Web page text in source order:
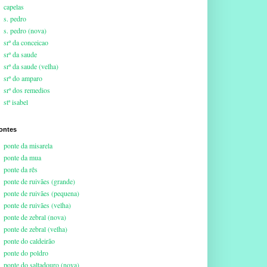
capelas
s. pedro
s. pedro (nova)
srª da conceicao
srª da saude
srª da saude (velha)
srª do amparo
srª dos remedios
stª isabel
ponte da misarela
ponte da mua
ponte da rês
ponte de ruivães (grande)
ponte de ruivães (pequena)
ponte de ruivães (velha)
ponte de zebral (nova)
ponte de zebral (velha)
ponte do caldeirão
ponte do poldro
ponte do saltadouro (nova)